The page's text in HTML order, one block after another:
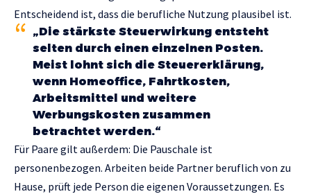
Entscheidend ist, dass die berufliche Nutzung plausibel ist.
„Die stärkste Steuerwirkung entsteht
selten durch einen einzelnen Posten.
Meist lohnt sich die Steuererklärung,
wenn Homeoffice, Fahrtkosten,
Arbeitsmittel und weitere
Werbungskosten zusammen
betrachtet werden.“
Für Paare gilt außerdem: Die Pauschale ist
personenbezogen. Arbeiten beide Partner beruflich von zu
Hause, prüft jede Person die eigenen Voraussetzungen. Es